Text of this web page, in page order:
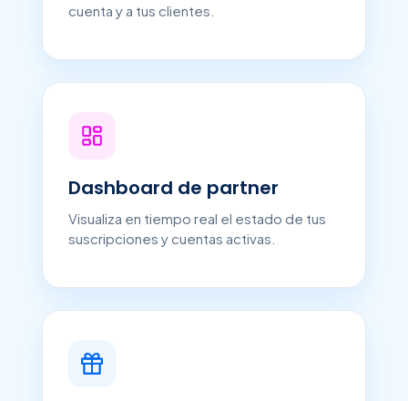
cuenta y a tus clientes.
Dashboard de partner
Visualiza en tiempo real el estado de tus
suscripciones y cuentas activas.